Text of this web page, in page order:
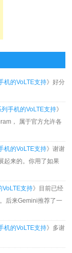
机的VoLTE支持》好分
手机的VoLTE支持》
， 属于官方允许各
机的VoLTE支持》谢谢
起来的。你用了如果
VoLTE支持》目前已经
后来Gemini推荐了一
机的VoLTE支持》多谢